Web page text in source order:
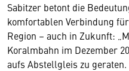
Sabitzer betont die
komfortablen Verbindung
Region – auch in Zukunft:
Koralmbahn im Dezember
aufs Abstellgleis zu